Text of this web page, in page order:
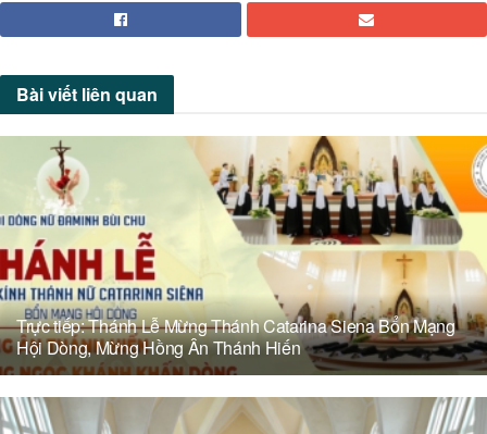
Bài viết liên quan
Trực tiếp: Thánh Lễ Mừng Thánh Catarina Siena Bổn Mạng
Hội Dòng, Mừng Hồng Ân Thánh Hiến